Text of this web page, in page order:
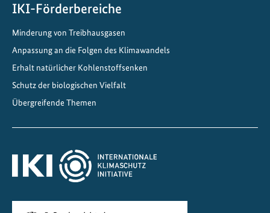
n
a
e
IKI-Förderbereiche
Minderung von Treibhausgasen
Anpassung an die Folgen des Klimawandels
Erhalt natürlicher Kohlenstoffsenken
Schutz der biologischen Vielfalt
Übergreifende Themen